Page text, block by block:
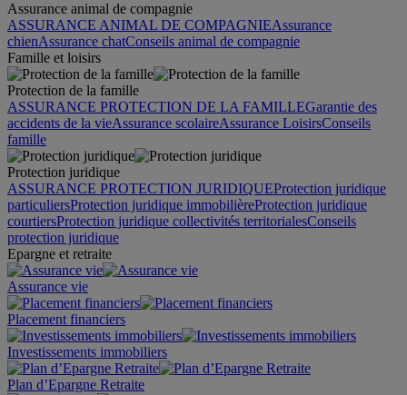
Assurance animal de compagnie
ASSURANCE ANIMAL DE COMPAGNIEAssurance
chienAssurance chatConseils animal de compagnie
Famille et loisirs
Protection de la famille
ASSURANCE PROTECTION DE LA FAMILLEGarantie des
accidents de la vieAssurance scolaireAssurance LoisirsConseils
famille
Protection juridique
ASSURANCE PROTECTION JURIDIQUEProtection juridique
particuliersProtection juridique immobilièreProtection juridique
courtiersProtection juridique collectivités territorialesConseils
protection juridique
Epargne et retraite
Assurance vie
Placement financiers
Investissements immobiliers
Plan d’Epargne Retraite